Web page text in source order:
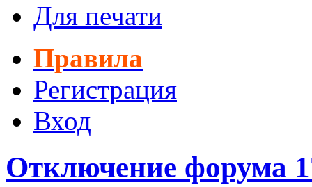
Для печати
Правила
Регистрация
Вход
Отключение форума